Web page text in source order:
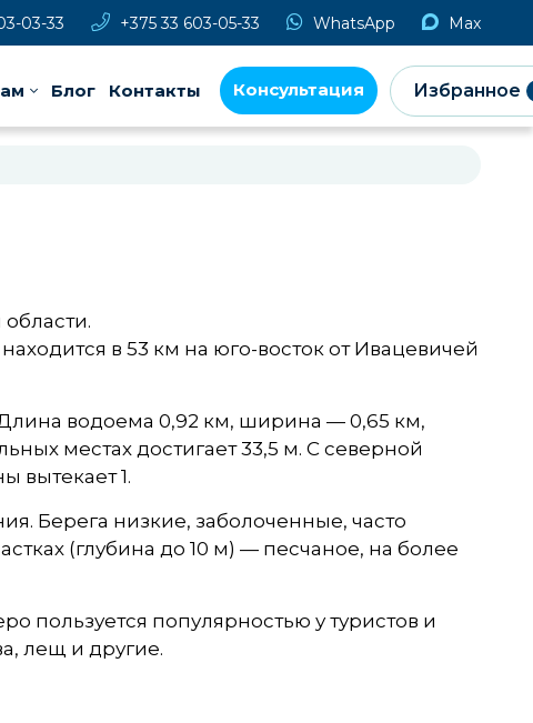
03-33 +375 33 603-05-33 WhatsApp Max
Блог Контакты Консультация Избранное
в 53 км на юго-восток от Ивацевичей
водоема 0,92 км, ширина — 0,65 км,
местах достигает 33,5 м. С северной
вытекает 1.
Берега низкие, заболоченные, часто
(глубина до 10 м) — песчаное, на более
пользуется популярностью у туристов и
лещ и другие.